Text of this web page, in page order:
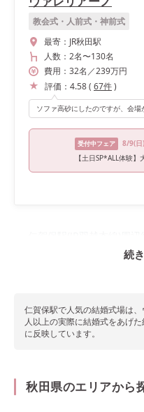
教会式・人前式・神前式
最寄： JR秋田駅
人数： 2名〜130名
費用： 32名 ／239万円
評価： 4.58( 67件)
受付中フェア 8/9(日)
続
仁賀保駅で人気の結婚式場は
人以上の実際に結婚式をあげ
に反映しています。
秋田県のエリアから